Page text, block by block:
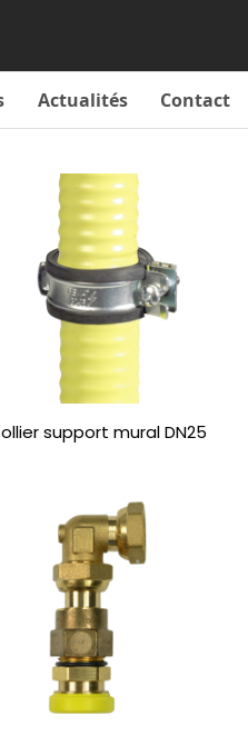
Actualités Contact
support mural DN25